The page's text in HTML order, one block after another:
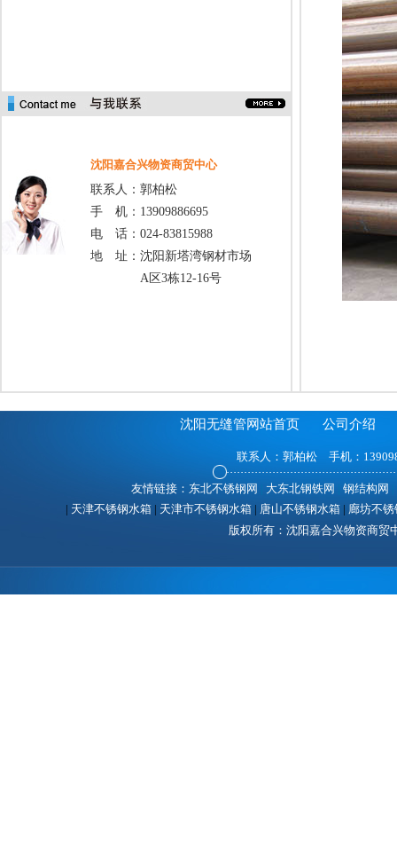
沈阳嘉合兴物资商贸中心
联系人：郭柏松
手 机：13909886695
电 话：024-83815988
地 址：沈阳新塔湾钢材市场
A区3栋12-16号
沈阳无缝管网站首页 公司介绍
联系人：郭柏松 手机：
友情链接： 东北不锈钢网 大东北钢铁网 钢结构网
| 天津不锈钢水箱 | 天津市不锈钢水箱 | 唐山不锈钢水箱 | 廊坊不
版权所有：沈阳嘉合兴物资商